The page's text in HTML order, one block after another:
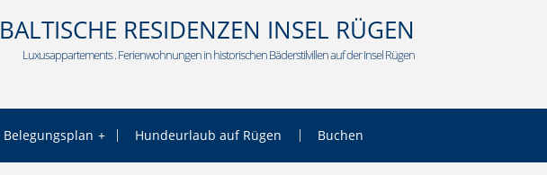
BALTISCHE RESIDENZEN INSEL RÜGEN
Luxusappartements . Ferienwohnungen in historischen Bäderstilvillen auf der Insel Rügen
Belegungsplan Hundeurlaub auf Rügen Buchen